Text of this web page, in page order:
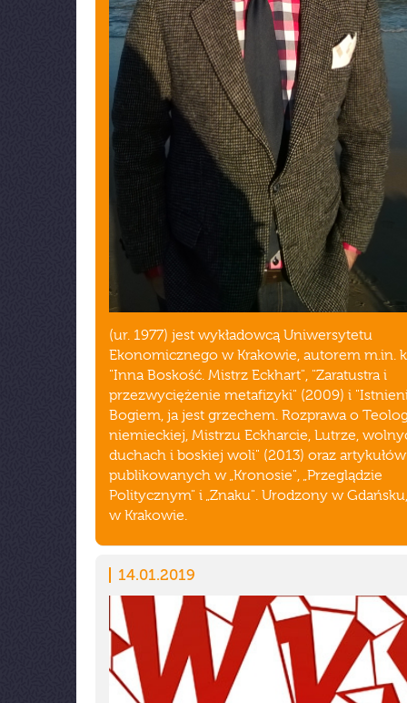
(ur. 1977) jest wykładowcą Uniwersytetu
Ekonomicznego w Krakowie, autorem m.in.
"Inna Boskość. Mistrz Eckhart", "Zaratustra i
przezwyciężenie metafizyki" (2009) i
Bogiem, ja jest grzechem. Rozprawa o
niemieckiej, Mistrzu Eckharcie, Lutrze,
duchach i boskiej woli" (2013) oraz artykułów
publikowanych w „Kronosie", „Przeglądzie
Politycznym" i „Znaku". Urodzony w
w Krakowie.
14.01.2019